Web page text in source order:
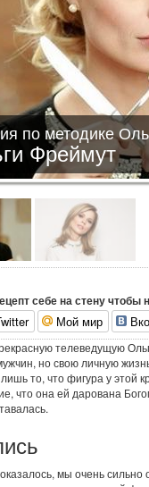
по методике
Фреймут
себе на стену чтобы
Мой мир
телеведущую
но свою личную
то, что фигура у
что она ей дарована
мы очень